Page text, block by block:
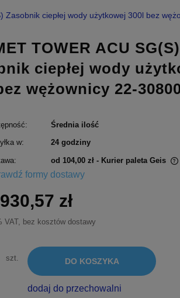
Zasobnik ciepłej wody użytkowej 300l bez
TOWER ACU SG(S)
ciepłej wody
wężownicy 22-
Średnia ilość
w:
24 godziny
od 104,00 zł - Kurier paleta Geis
płatności
formy dostawy
zł
VAT, bez kosztów dostawy
szt. DO KOSZYKA
dodaj do przechowalni